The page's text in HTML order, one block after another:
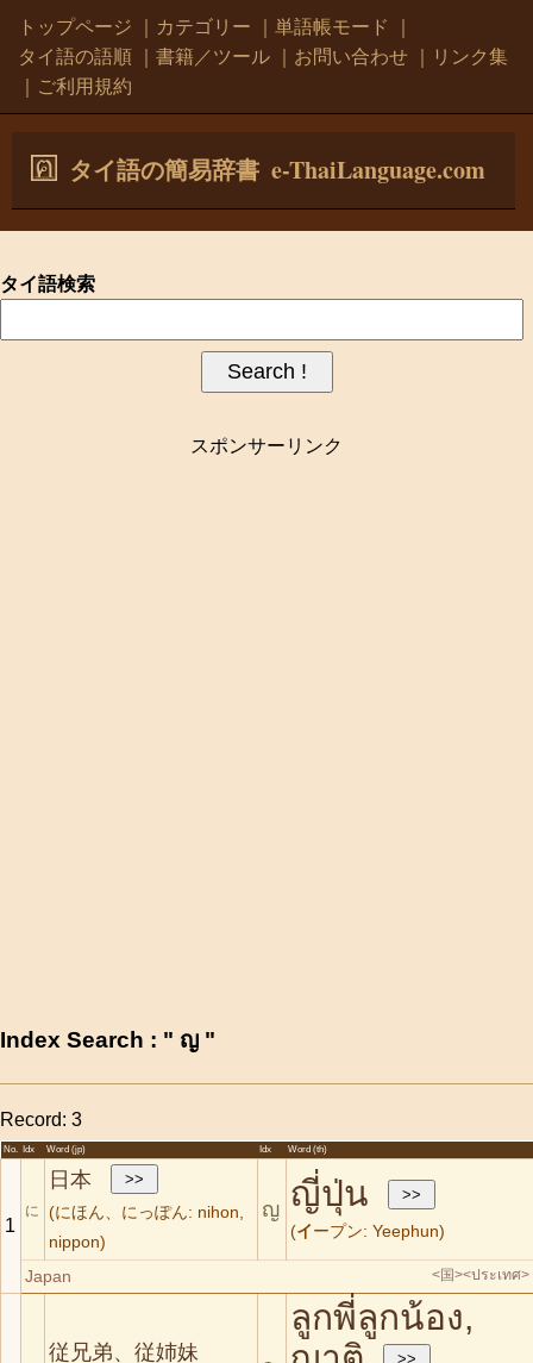
トップページ カテゴリー 単語帳モード
タイ語の語順
書籍／ツール お問い合わせ
リンク集
ご利用規約
タイ語の簡易辞書 e-ThaiLanguage.com
タイ語検索
スポンサーリンク
Index Search : " ญ "
Record: 3
No. Idx Word (jp) Idx Word (th)
1
に
日本
(にほん、にっぽん: nihon,
nippon)
ญ ญี่ปุ่น
(イ ープン: Yeephun)
Japan <国><ประเทศ>
従兄弟、従姉妹
ลูกพี่ลูกน้อง,